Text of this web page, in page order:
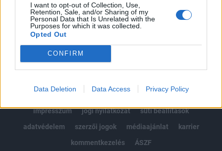
I want to opt-out of Collection, Use,
Retention, Sale, and/or Sharing of my
Personal Data that Is Unrelated with the
Purposes for which it was collected.
Opted Out
CONFIRM
Data Deletion Data Access Privacy Policy
MÁR ELŐFIZETŐNK VAGY?BEJELENTKEZÉS
impresszum
jogi nyilatkozat
süti beállítások
adatvédelem
szerzői jogok médiaajánlat
karrier
kommentkezelés
ÁSZF